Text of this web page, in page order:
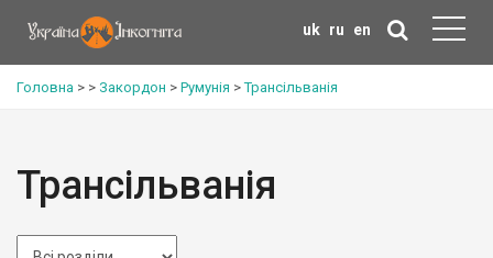
uk ru en
Головна > > Закордон > Румунія >Трансільванія
Трансільванія